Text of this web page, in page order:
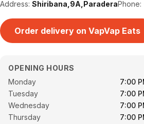
Address: Shiribana,9A,ParaderaPhone:
Order delivery on VapVap Eats
OPENING HOURS
Monday
7:00
Tuesday
7:00
Wednesday
7:00
Thursday
7:00